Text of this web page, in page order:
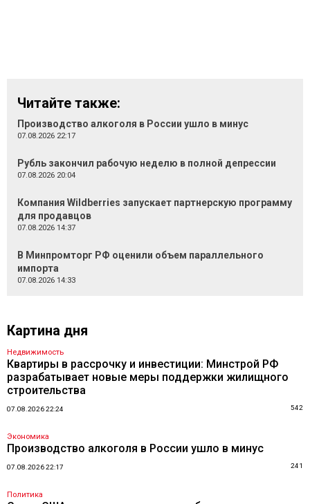
Читайте также:
Производство алкоголя в России ушло в минус
07.08.2026 22:17
Рубль закончил рабочую неделю в полной депрессии
07.08.2026 20:04
Компания Wildberries запускает партнерскую программу
для продавцов
07.08.2026 14:37
В Минпромторг РФ оценили объем параллельного
импорта
07.08.2026 14:33
Картина дня
Недвижимость
Квартиры в рассрочку и инвестиции: Минстрой РФ
разрабатывает новые меры поддержки жилищного
строительства
07.08.2026 22:24 542
Экономика
Производство алкоголя в России ушло в минус
07.08.2026 22:17 241
Политика